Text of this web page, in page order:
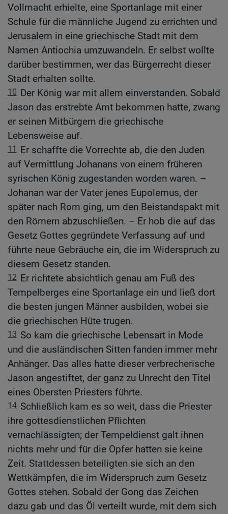
Vollmacht erhielte, eine Sportanlage mit einer
Schule für die männliche Jugend zu errichten und
Jerusalem in eine griechische Stadt mit dem
Namen Antiochia umzuwandeln. Er selbst wollte
darüber bestimmen, wer das Bürgerrecht dieser
Stadt erhalten sollte.
10 Der König war mit allem einverstanden. Sobald
Jason das erstrebte Amt bekommen hatte, zwang
er seinen Mitbürgern die griechische
Lebensweise auf.
11
Er schaffte die Vorrechte ab, die den Juden
auf Vermittlung Johanans von einem früheren
syrischen König zugestanden worden waren. –
Johanan war der Vater jenes Eupolemus, der
später nach Rom ging, um den Beistandspakt mit
den Römern abzuschließen. – Er hob die auf das
Gesetz Gottes gegründete Verfassung auf und
führte neue Gebräuche ein, die im Widerspruch zu
diesem Gesetz standen.
12 Er richtete absichtlich genau am Fuß des
Tempelberges eine Sportanlage ein und ließ dort
die besten jungen Männer ausbilden, wobei sie
die griechischen Hüte trugen.
13 So kam die griechische Lebensart in Mode
und die ausländischen Sitten fanden immer mehr
Anhänger. Das alles hatte dieser verbrecherische
Jason angestiftet, der ganz zu Unrecht den Titel
eines Obersten Priesters führte.
14 Schließlich kam es so weit, dass die Priester
ihre gottesdienstlichen Pflichten
vernachlässigten; der Tempeldienst galt ihnen
nichts mehr und für die Opfer hatten sie keine
Zeit. Stattdessen beteiligten sie sich an den
Wettkämpfen, die im Widerspruch zum Gesetz
Gottes stehen. Sobald der Gong das Zeichen
dazu gab und das Öl verteilt wurde, mit dem sich